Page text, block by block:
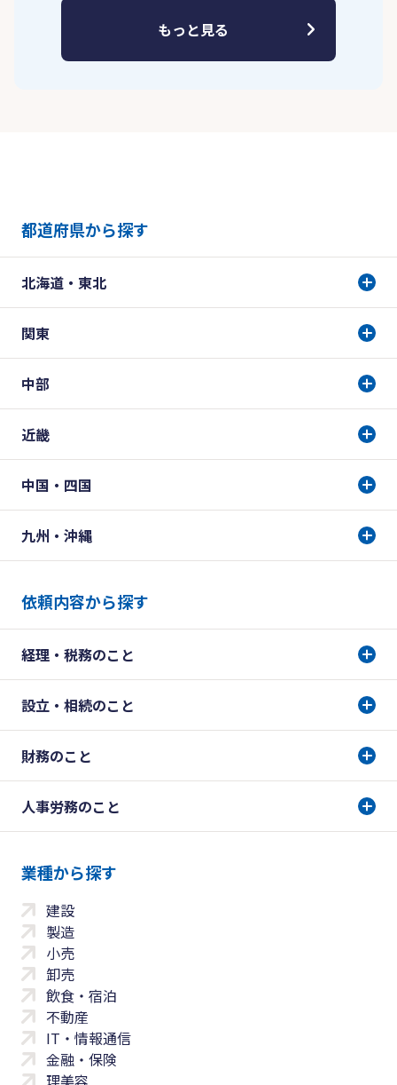
もっと見る
都道府県から探す
北海道・東北
関東
中部
近畿
中国・四国
九州・沖縄
依頼内容から探す
経理・税務のこと
設立・相続のこと
財務のこと
人事労務のこと
業種から探す
建設
製造
小売
卸売
飲食・宿泊
不動産
IT・情報通信
金融・保険